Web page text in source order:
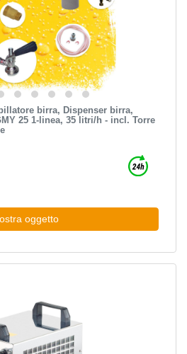
birra, Dispenser birra,
25 1-linea, 35 litri/h - incl. Torre
oggetto